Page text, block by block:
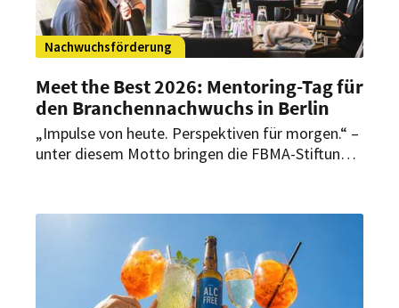
Nachwuchsförderung
Meet the Best 2026: Mentoring-Tag für
den Branchennachwuchs in Berlin
„Impulse von heute. Perspektiven für morgen.“ –
unter diesem Motto bringen die FBMA-Stiftung
„Meet the Best“ in Berlin stehen persönliche
Gespräche über Karrierewege, Entscheidungen,
Erfolge und Rückschläge im Mittelpunkt.